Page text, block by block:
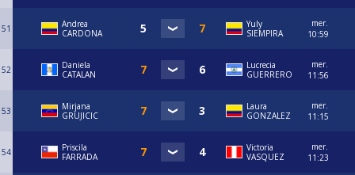
51
Andrea
CARDONA
Yuly
SIEMPIRA
mer.
10:59
52
Daniela
CATALAN
Lucrecia
GUERRERO
mer.
11:56
53
Mirjana
GRUJICIC
Laura
GONZALEZ
mer.
11:15
54
Priscila
FARRADA
Victoria
VASQUEZ
mer.
11:23